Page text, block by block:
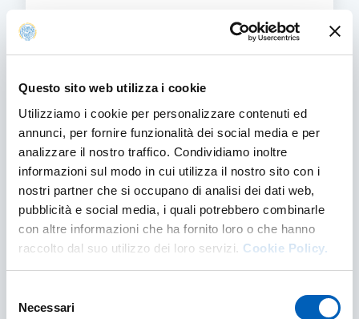
Questo sito web utilizza i cookie
Utilizziamo i cookie per personalizzare contenuti ed
annunci, per fornire funzionalità dei social media e per
analizzare il nostro traffico. Condividiamo inoltre
informazioni sul modo in cui utilizza il nostro sito con i
nostri partner che si occupano di analisi dei dati web,
pubblicità e social media, i quali potrebbero combinarle
con altre informazioni che ha fornito loro o che hanno
raccolto dal suo utilizzo dei loro servizi. Cookie Policy.
delNecessari
Diritti degli Interessati (Privacy)
diritto di: